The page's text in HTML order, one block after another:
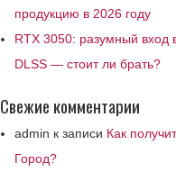
продукцию в 2026 году
RTX 3050: разумный вход
DLSS — стоит ли брать?
Свежие комментарии
admin к записи Как
Город?